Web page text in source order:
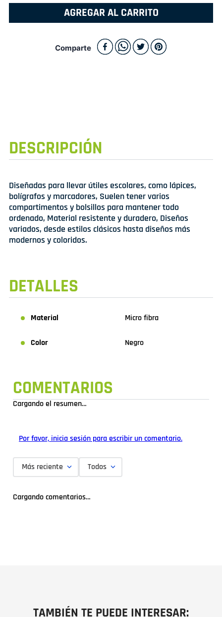
AGREGAR AL CARRITO
Comparte
DESCRIPCIÓN
Diseñadas para llevar útiles escolares, como lápices,
bolígrafos y marcadores, Suelen tener varios
compartimentos y bolsillos para mantener todo
ordenado, Material resistente y duradero, Diseños
variados, desde estilos clásicos hasta diseños más
modernos y coloridos.
DETALLES
Material Micro fibra
Color Negro
COMENTARIOS
Cargando el resumen…
Por favor, inicia sesión para escribir un comentario.
Más reciente Todos
Cargando comentarios…
TAMBIÉN TE PUEDE INTERESAR: